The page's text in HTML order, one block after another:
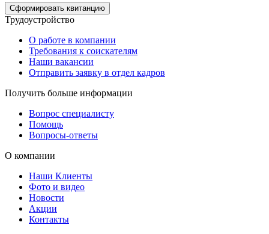
Сформировать квитанцию
Трудоустройство
О работе в компании
Требования к соискателям
Наши вакансии
Отправить заявку в отдел кадров
Получить больше информации
Вопрос специалисту
Помощь
Вопросы-ответы
О компании
Наши Клиенты
Фото и видео
Новости
Акции
Контакты